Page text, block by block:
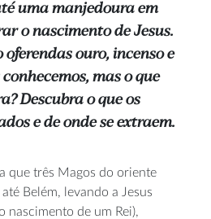
uma manjedoura em
o nascimento de Jesus.
ouro, incenso e
mas o que
Descubra o que os
e de onde se extraem.
que três Magos do oriente
Belém, levando a Jesus
nascimento de um Rei),